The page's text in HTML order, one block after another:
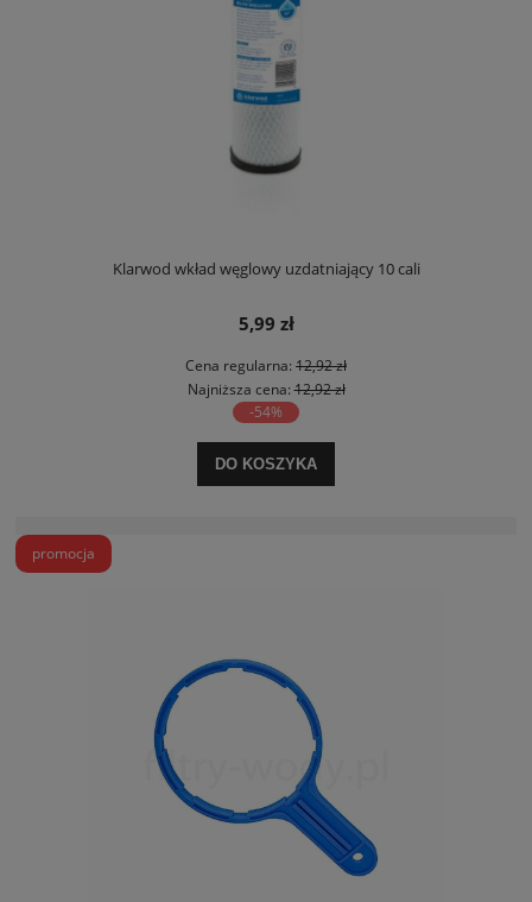
Klarwod wkład węglowy uzdatniający 10 cali
5,99 zł
Cena regularna: 12,92 zł
Najniższa cena:12,92 zł
-54%
DO KOSZYKA
promocja